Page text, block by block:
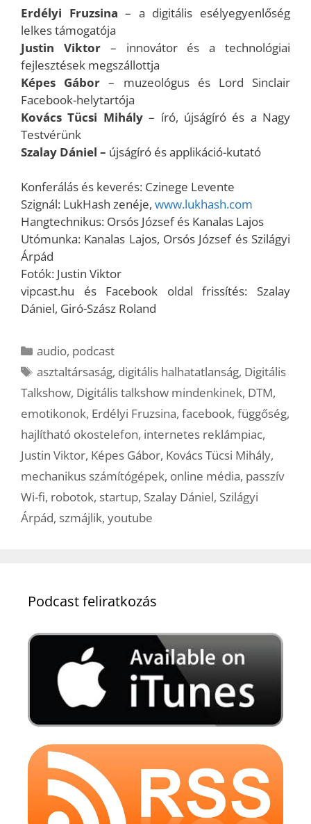
Erdélyi Fruzsina – a digitális esélyegyenlőség
lelkes támogatója
Justin Viktor– innovátor és a technológiai
fejlesztések megszállottja
Képes Gábor – muzeológus és Lord Sinclair
Facebook-helytartója
Kovács Tücsi Mihály– író, újságíró és a Nagy
Testvérünk
Szalay Dániel – újságíró és applikáció-kutató
Konferálás és keverés: Czinege Levente
Szignál: LukHash zenéje, www.lukhash.com
Hangtechnikus: Orsós József és Kanalas Lajos
Utómunka: Kanalas Lajos, Orsós József és Szilágyi
Árpád
Fotók: Justin Viktor
vipcast.hu és Facebook oldal frissítés: Szalay
Dániel, Giró-Szász Roland
Kategória
audio, podcast
Címkék
asztaltársaság, digitális halhatatlanság, Digitális
Talkshow, Digitális talkshow mindenkinek, DTM,
emotikonok, Erdélyi Fruzsina, facebook, függőség,
hajlítható okostelefon, internetes reklámpiac,
Justin Viktor, Képes Gábor, Kovács Tücsi Mihály,
mechanikus számítógépek, online média, passzív
Wi-fi, robotok, startup, Szalay Dániel, Szilágyi
Árpád, szmájlik, youtube
Podcast feliratkozás